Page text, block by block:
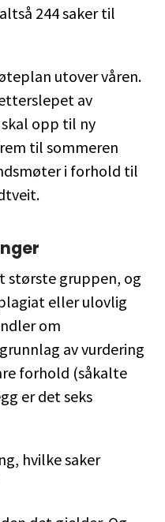
244 saker til
utover våren.
av
skal opp til ny
til sommeren
i forhold til
største gruppen, og
eller ulovlig
om
av vurdering
forhold (såkalte
er det seks
hvilke saker